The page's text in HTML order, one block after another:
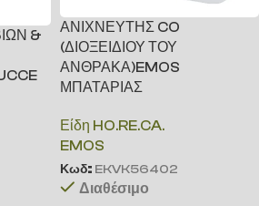
&
ΑΝΙΧΝΕΥΤΗΣ CO
(ΔΙΟΞΕΙΔΙΟΥ ΤΟΥ
ΑΝΘΡΑΚΑ)EMOS
ΜΠΑΤΑΡΙΑΣ
Είδη HO.RE.CA.
EMOS
Κωδ: EKVK56402
Διαθέσιμο